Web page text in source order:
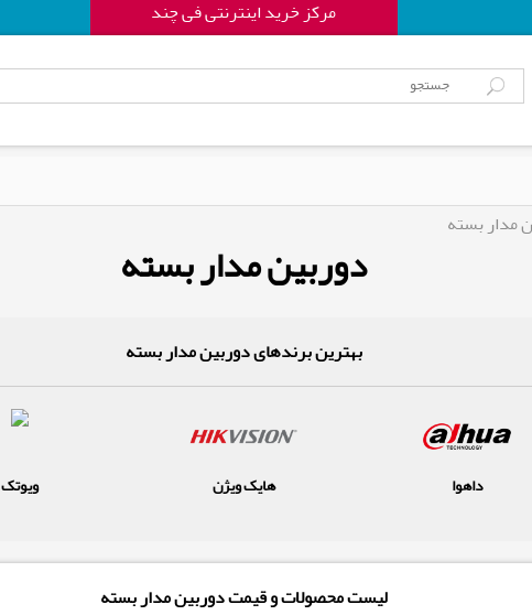
مرکز خرید اینترنتی فی چند
مدار بسته
دوربین مدار بسته
بهترین برندهای دوربین مدار بسته
داهوا هایک ویژن ویوتک
لیست محصولات و قیمت دوربین مدار بسته